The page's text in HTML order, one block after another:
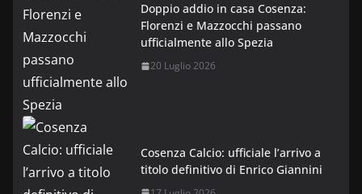
Doppio addio in casa Cosenza:
Florenzi e Mazzocchi passano
ufficialmente allo Spezia
20 Luglio 2026
Cosenza Calcio: ufficiale l’arrivo a
titolo definitivo di Enrico Giannini